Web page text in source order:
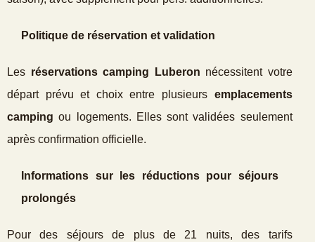
Politique de réservation et validation
Les réservations camping Luberon nécessitent votre
départ prévu et choix entre plusieurs emplacements
camping ou logements. Elles sont validées seulement
après confirmation officielle.
Informations sur les réductions pour séjours
prolongés
Pour des séjours de plus de 21 nuits, des tarifs